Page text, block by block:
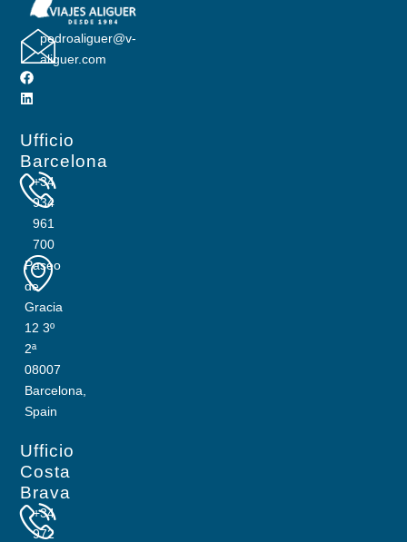
pedroaliguer@v-
aliguer.com
Ufficio
Barcelona
+34
934
961
700
Paseo
de
Gracia
12 3º
2ª
08007
Barcelona,
Spain
Ufficio
Costa
Brava
+34
972